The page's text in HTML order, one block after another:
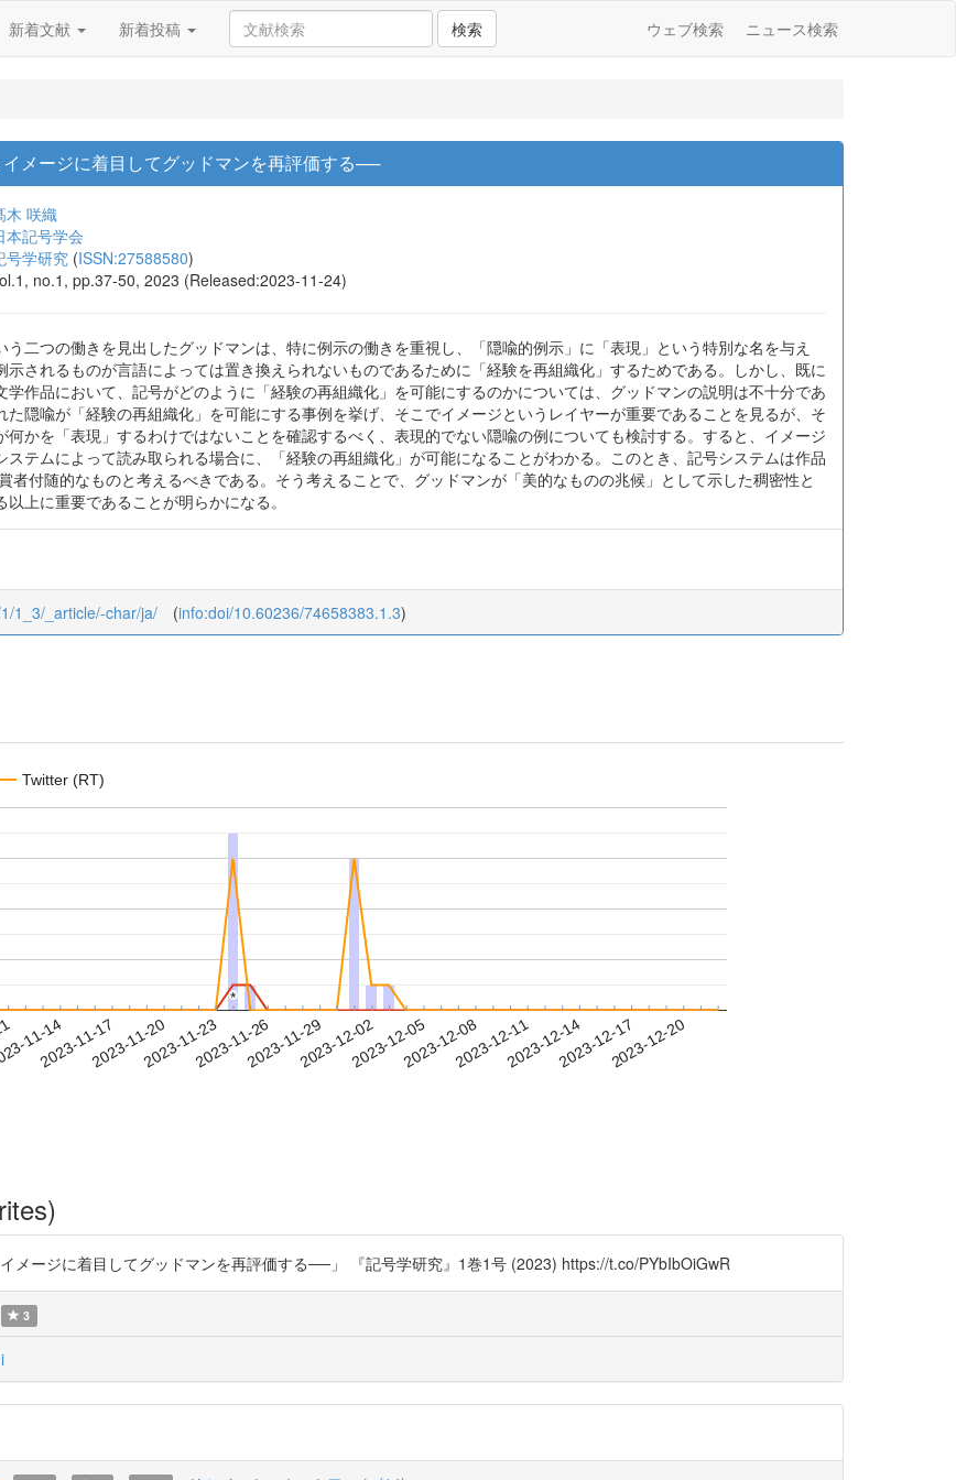
新着文献 新着投稿 検索 ウェブ検索 ニュース検索
メージに着目してグッドマンを再評価する──
木 咲織
本記号学会
号学研究 (ISSN:27588580)
no.1, pp.37-50, 2023 (Released:2023-11-24)
二つの働きを見出したグッドマンは、特に例示の働きを重視し、「隠喩的例示」に「表現」という特別な名を与え
示されるものが言語によっては置き換えられないものであるために「経験を再組織化」するためである。しかし、既に
作品において、記号がどのように「経験の再組織化」を可能にするのかについては、グッドマンの説明は不十分であ
た隠喩が「経験の再組織化」を可能にする事例を挙げ、そこでイメージというレイヤーが重要であることを見るが、そ
かを「表現」するわけではないことを確認するべく、表現的でない隠喩の例についても検討する。すると、イメージ
ステムによって読み取られる場合に、「経験の再組織化」が可能になることがわかる。このとき、記号システムは作品
者付随的なものと考えるべきである。そう考えることで、グッドマンが「美的なものの兆候」として示した稠密性と
上に重要であることが明らかになる。
1_3/_article/-char/ja/ (info:doi/10.60236/74658383.1.3)
Twitter (RT)
11-14
2023-11-172023-11-202023-11-232023-11-262023-11-292023-12-022023-12-052023-12-082023-12-112023-12-142023-12-172023-12-20
*
*
ージに着目してグッドマンを再評価する──」 『記号学研究』1巻1号 (2023) https://t.co/PYbIbOiGwR
3